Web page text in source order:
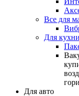
Все для
Для кухни
Для авто